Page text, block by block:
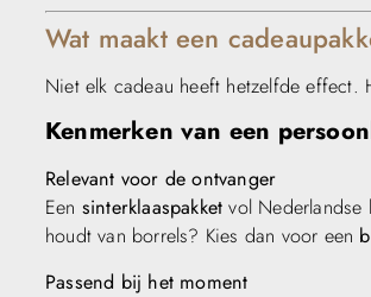
Wat maakt een
Niet elk cadeau heeft hetzelfde effect.
Kenmerken van een
Relevant voor de ontvanger
Een sinterklaaspakket vol Nederlandse
houdt van borrels? Kies dan voor een
Passend bij het moment